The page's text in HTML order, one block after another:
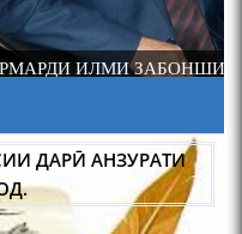
ТОҶИК
ДАРӢ АНЗУРАТИ